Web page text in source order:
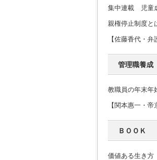
集中連載 児童
親権停止制度と
【佐藤香代・弁
管理職養
教職員の年末年
【関本惠一・
ＢＯＯＫ
価値ある生き方